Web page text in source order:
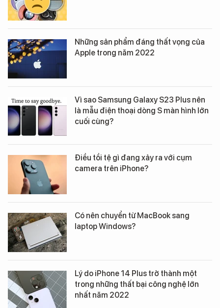
Những sản phẩm đáng thất vọng của
Apple trong năm 2022
Vì sao Samsung Galaxy S23 Plus nên
là mẫu điện thoại dòng S màn hình lớn
cuối cùng?
Điều tồi tệ gì đang xảy ra với cụm
camera trên iPhone?
Có nên chuyển từ MacBook sang
laptop Windows?
Lý do iPhone 14 Plus trở thành một
trong những thất bại công nghệ lớn
nhất năm 2022